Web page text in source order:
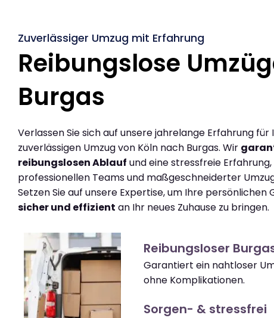
Zuverlässiger Umzug mit Erfahrung
Reibungslose
Burgas
Verlassen Sie sich auf unsere jahrelange Erfahrung für
zuverlässigen Umzug von Köln nach Burgas. Wir
reibungslosen Ablauf und eine stressfreie
professionellen Teams und maßgeschneiderter
Setzen Sie auf unsere Expertise, um Ihre persönlichen
sicher und effizient an Ihr neues Zuhause zu bringen.
Reibungsloser
Garantiert ein nahtloser
ohne Komplikationen.
Sorgen- & stressfrei